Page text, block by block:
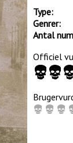
Type:
Genrer:
Antal
Officiel